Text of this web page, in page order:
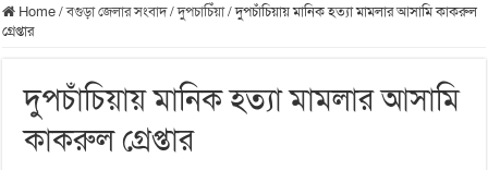
Home/বগুড়া জেলার সংবাদ/দুপচাচিঁয়া/দুপচাঁচিয়ায় মানিক হত্যা মামলার আসামি কাকরুল
গ্রেপ্তার
দুপচাঁচিয়ায় মানিক হত্যা মামলার আসামি
কাকরুল গ্রেপ্তার